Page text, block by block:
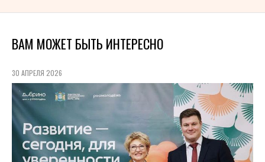
ВАМ МОЖЕТ БЫТЬ ИНТЕРЕСНО
30 АПРЕЛЯ 2026